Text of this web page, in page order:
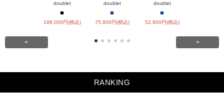
doublet
■
198,000円(税込)
doublet
■
75,900円(税込)
doublet
■
52,800円(税込)
< >
RANKING